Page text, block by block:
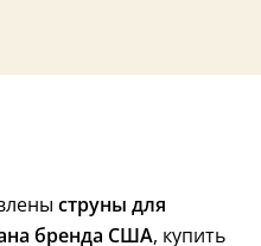
Полимерное
струны для
бренда США, купить